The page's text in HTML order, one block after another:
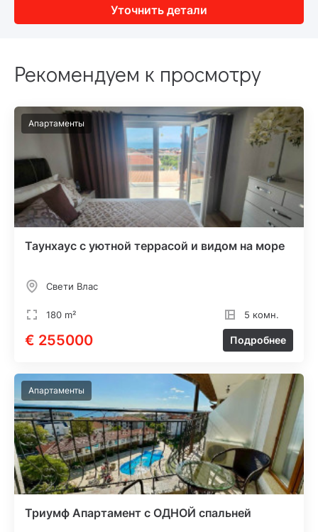
Уточнить детали
Рекомендуем к просмотру
Апартаменты
Таунхаус с уютной террасой и видом на море
Свети Влас
180 m² 5 комн.
€ 255000 Подробнее
Апартаменты
Триумф Апартамент с ОДНОЙ спальней